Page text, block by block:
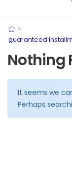
>
guaranteed
Nothing
It seems we
Perhaps